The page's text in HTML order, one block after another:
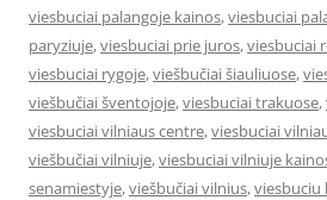
viesbuciai palangoje kainos,viesbuciai
paryziuje,viesbuciai prie juros,viesbuciai
viesbuciai rygoje,viešbučiai šiauliuose,
viešbučiai šventojoje,viesbuciai trakuose,
viesbuciai vilniaus centre,viesbuciai
viešbučiai vilniuje,viesbuciai vilniuje
senamiestyje,viešbučiai vilnius,viesbuciu